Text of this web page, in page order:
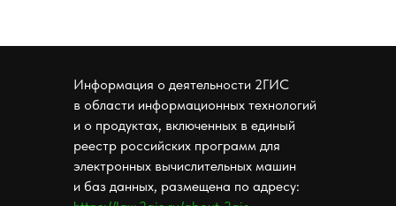
Информация о деятельности 2ГИС
в области информационных технологий
и о продуктах, включенных в единый
реестр российских программ для
электронных вычислительных машин
и баз данных, размещена по адресу: